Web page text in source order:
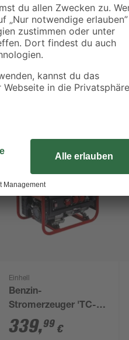
Einhell
Benzin-
Stromerzeuger 'TC-
PG 25/1/E5' 2100 W
339,99 €